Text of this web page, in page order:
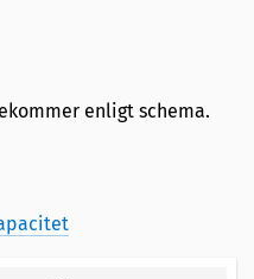
enligt schema.